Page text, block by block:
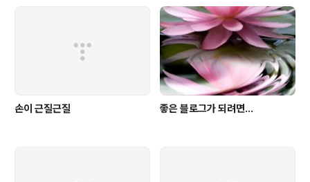
의 공익 광고는 기부(Donation)을 유도하는 글로 채워집
니다. 그런데 한국의 애드센스 팀은 강태공인가 봅니다. 에
헤라디야~ 방금 검색을 해보니 예전부터 주욱~ 이런 작
손이 근질근질 좋은 블로그가 되려면...